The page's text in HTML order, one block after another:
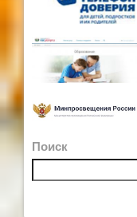
Поиск